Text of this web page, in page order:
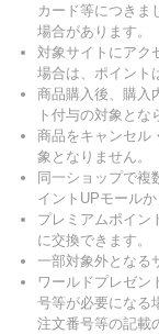
カード等につきま
場合があります。
対象サイトにアク
場合は、ポイント
商品購入後、購入
ト付与の対象とな
商品をキャンセル
象となりません。
同一ショップで複
イントUPモール
プレミアムポイン
に交換できます。
一部対象外となる
ワールドプレゼン
号等が必要になる
注文番号等の記載